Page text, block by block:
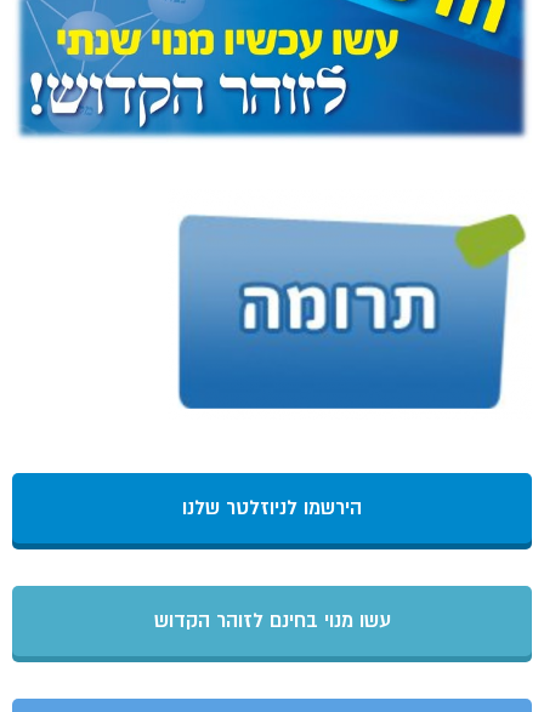
הירשמו לניוזלטר שלנו
עשו מנוי בחינם לזוהר הקדוש